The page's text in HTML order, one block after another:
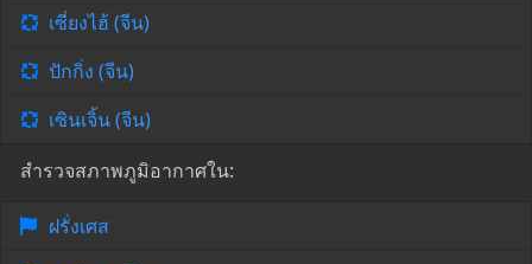
เซี่ยงไฮ้ (จีน)
ปักกิ่ง (จีน)
เซินเจิ้น (จีน)
สำรวจสภาพภูมิอากาศใน:
ฝรั่งเศส